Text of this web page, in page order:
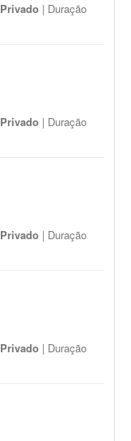
Privado | Duração
Privado | Duração
Privado | Duração
Privado | Duração